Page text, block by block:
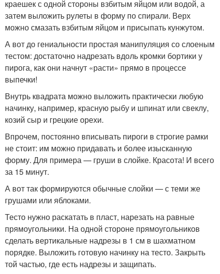
краешек с одной стороны взбитым яйцом или водой, а
затем выложить рулеты в форму по спирали. Верх
можно смазать взбитым яйцом и присыпать кунжутом.
А вот до гениальности простая манипуляция со слоеным
тестом: достаточно надрезать вдоль кромки бортики у
пирога, как они начнут «расти» прямо в процессе
выпечки!
Внутрь квадрата можно выложить практически любую
начинку, например, красную рыбу и шпинат или свеклу,
козий сыр и грецкие орехи.
Впрочем, постоянно вписывать пироги в строгие рамки
не стоит: им можно придавать и более изысканную
форму. Для примера — груши в слойке. Красота! И всего
за 15 минут.
А вот так формируются обычные слойки — с теми же
грушами или яблоками.
Тесто нужно раскатать в пласт, нарезать на равные
прямоугольники. На одной стороне прямоугольников
сделать вертикальные надрезы в 1 см в шахматном
порядке. Выложить готовую начинку на тесто. Закрыть
той частью, где есть надрезы и защипать.